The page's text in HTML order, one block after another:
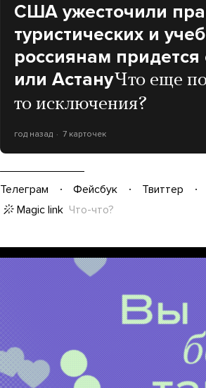
CША ужесточили
туристических и
россиянам
или АстануЧто еще
то исключения?
год назад 7 карточек
Телеграм Фейсбук Твиттер
Magic link Что-что?